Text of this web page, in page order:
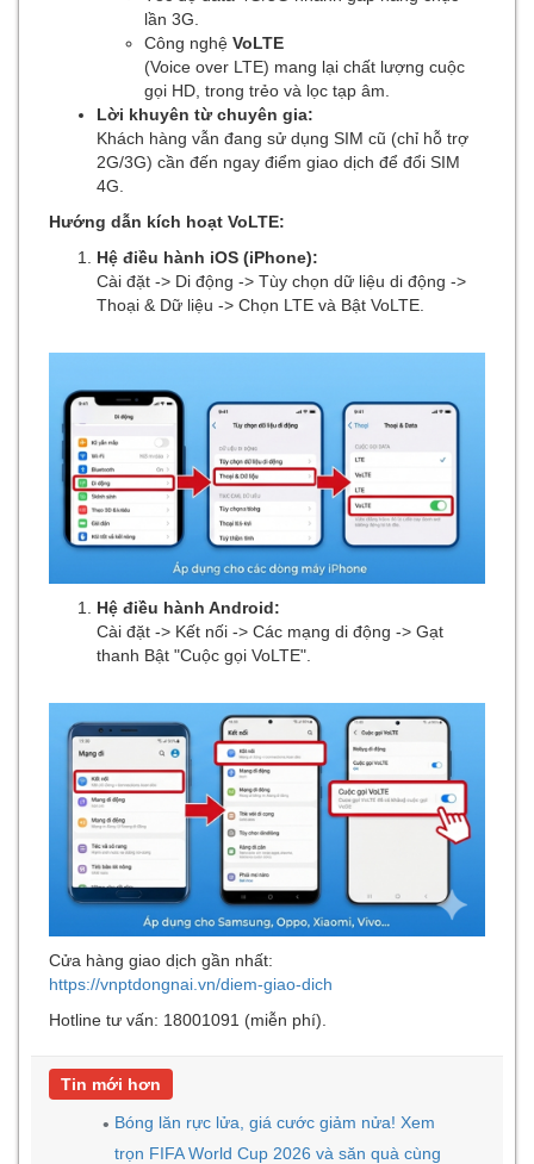
lần 3G.
Công nghệ VoLTE
(Voice over LTE) mang lại chất lượng cuộc
gọi HD, trong trẻo và lọc tạp âm.
Lời khuyên từ chuyên gia:
Khách hàng vẫn đang sử dụng SIM cũ (chỉ hỗ trợ
2G/3G) cần đến ngay điểm giao dịch để đổi SIM
4G.
Hướng dẫn kích hoạt VoLTE:
Hệ điều hành iOS (iPhone):
Cài đặt -> Di động -> Tùy chọn dữ liệu di động ->
Thoại & Dữ liệu -> Chọn LTE và Bật VoLTE.
Hệ điều hành Android:
Cài đặt -> Kết nối -> Các mạng di động -> Gạt
thanh Bật "Cuộc gọi VoLTE".
Cửa hàng giao dịch gần nhất:
https://vnptdongnai.vn/diem-giao-dich
Hotline tư vấn: 18001091 (miễn phí).
Tin mới hơn
Bóng lăn rực lửa, giá cước giảm nửa! Xem
trọn FIFA World Cup 2026 và săn quà cùng